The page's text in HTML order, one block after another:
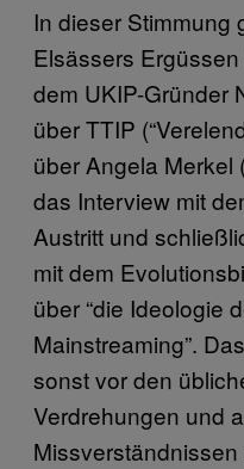
In dieser Stimmung
Elsässers
dem UKIP-Gründer
über TTIP
über Angela Merkel
das Interview mit
Austritt und
mit dem
über “die Ideologie
Mainstreaming”.
sonst vor den
Verdrehungen und